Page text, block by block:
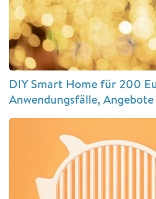
DIY Smart Home für 200
Anwendungsfälle, Angebote